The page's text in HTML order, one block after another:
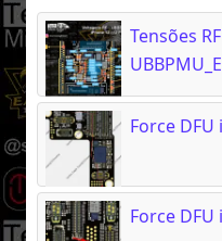
Tensões
UBBPMU_E
Force
Force